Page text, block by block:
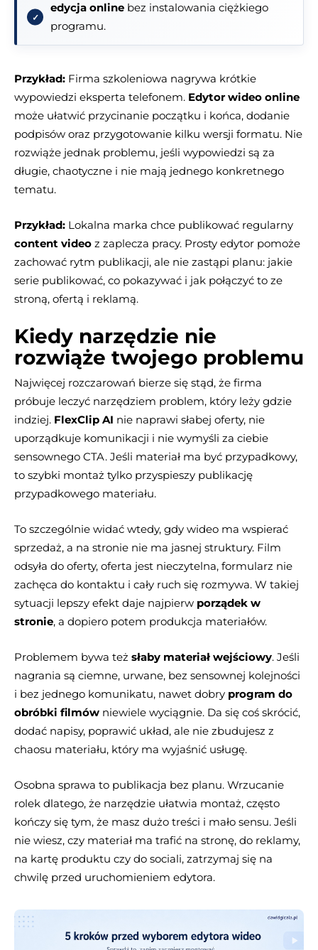
edycja online bez instalowania ciężkiego
programu.
Przykład: Firma szkoleniowa nagrywa krótkie
wypowiedzi eksperta telefonem. Edytor wideo online
może ułatwić przycinanie początku i końca, dodanie
podpisów oraz przygotowanie kilku wersji formatu. Nie
rozwiąże jednak problemu, jeśli wypowiedzi są za
długie, chaotyczne i nie mają jednego konkretnego
tematu.
Przykład: Lokalna marka chce publikować regularny
content video z zaplecza pracy. Prosty edytor pomoże
zachować rytm publikacji, ale nie zastąpi planu: jakie
serie publikować, co pokazywać i jak połączyć to ze
stroną, ofertą i reklamą.
Kiedy narzędzie nie
rozwiąże twojego problemu
Najwięcej rozczarowań bierze się stąd, że firma
próbuje leczyć narzędziem problem, który leży gdzie
indziej. FlexClip AI nie naprawi słabej oferty, nie
uporządkuje komunikacji i nie wymyśli za ciebie
sensownego CTA. Jeśli materiał ma być przypadkowy,
to szybki montaż tylko przyspieszy publikację
przypadkowego materiału.
To szczególnie widać wtedy, gdy wideo ma wspierać
sprzedaż, a na stronie nie ma jasnej struktury. Film
odsyła do oferty, oferta jest nieczytelna, formularz nie
zachęca do kontaktu i cały ruch się rozmywa. W takiej
sytuacji lepszy efekt daje najpierw porządek w
stronie, a dopiero potem produkcja materiałów.
Problemem bywa też słaby materiał wejściowy. Jeśli
nagrania są ciemne, urwane, bez sensownej kolejności
i bez jednego komunikatu, nawet dobry program do
obróbki filmów niewiele wyciągnie. Da się coś skrócić,
dodać napisy, poprawić układ, ale nie zbudujesz z
chaosu materiału, który ma wyjaśnić usługę.
Osobna sprawa to publikacja bez planu. Wrzucanie
rolek dlatego, że narzędzie ułatwia montaż, często
kończy się tym, że masz dużo treści i mało sensu. Jeśli
nie wiesz, czy materiał ma trafić na stronę, do reklamy,
na kartę produktu czy do sociali, zatrzymaj się na
chwilę przed uruchomieniem edytora.